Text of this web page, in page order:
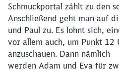
Schmuckportal zählt zu den
Anschließend geht man auf
und Paul zu. Es lohnt sich,
vor allem auch, um Punkt 12
anzuschauen. Dann nämlich
werden Adam und Eva für